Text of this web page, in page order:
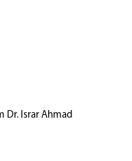
Dr. Israr Ahmad